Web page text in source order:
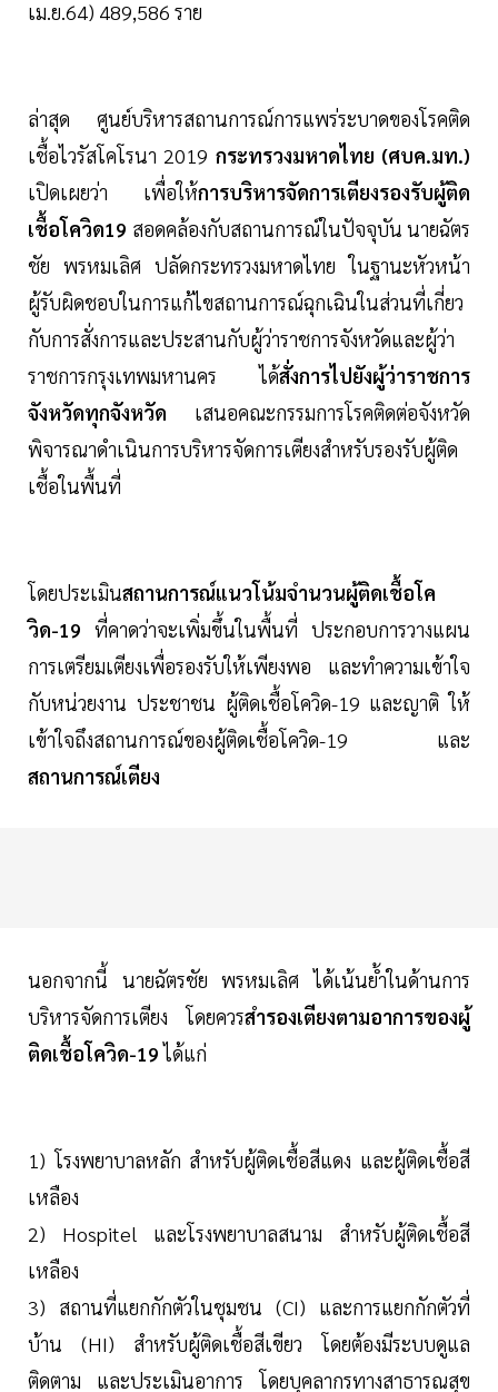
เม.ย.64) 489,586 ราย
ล่าสุด ศูนย์บริหารสถานการณ์การแพร่ระบาดของโรคติด
เชื้อไวรัสโคโรนา 2019 กระทรวงมหาดไทย (ศบค.มท.)
เปิดเผยว่า เพื่อให้การบริหารจัดการเตียงรองรับผู้ติด
เชื้อโควิด19 สอดคล้องกับสถานการณ์ในปัจจุบัน นายฉัตร
ชัย พรหมเลิศ ปลัดกระทรวงมหาดไทย ในฐานะหัวหน้า
ผู้รับผิดชอบในการแก้ไขสถานการณ์ฉุกเฉินในส่วนที่เกี่ยว
กับการสั่งการและประสานกับผู้ว่าราชการจังหวัดและผู้ว่า
ราชการกรุงเทพมหานคร ได้สั่งการไปยังผู้ว่าราชการ
จังหวัดทุกจังหวัด เสนอคณะกรรมการโรคติดต่อจังหวัด
พิจารณาดำเนินการบริหารจัดการเตียงสำหรับรองรับผู้ติด
เชื้อในพื้นที่
โดยประเมินสถานการณ์แนวโน้มจำนวนผู้ติดเชื้อโค
วิด-19 ที่คาดว่าจะเพิ่มขึ้นในพื้นที่ ประกอบการวางแผน
การเตรียมเตียงเพื่อรองรับให้เพียงพอ และทำความเข้าใจ
กับหน่วยงาน ประชาชน ผู้ติดเชื้อโควิด-19 และญาติ ให้
เข้าใจถึงสถานการณ์ของผู้ติดเชื้อโควิด-19 และ
สถานการณ์เตียง
นอกจากนี้ นายฉัตรชัย พรหมเลิศ ได้เน้นย้ำในด้านการ
บริหารจัดการเตียง โดยควรสำรองเตียงตามอาการของผู้
ติดเชื้อโควิด-19ได้แก่
1) โรงพยาบาลหลัก สำหรับผู้ติดเชื้อสีแดง และผู้ติดเชื้อสี
เหลือง
2) Hospitel และโรงพยาบาลสนาม สำหรับผู้ติดเชื้อสี
เหลือง
3) สถานที่แยกกักตัวในชุมชน (CI) และการแยกกักตัวที่
บ้าน (HI) สำหรับผู้ติดเชื้อสีเขียว โดยต้องมีระบบดูแล
ติดตาม และประเมินอาการ โดยบุคลากรทางสาธารณสุข